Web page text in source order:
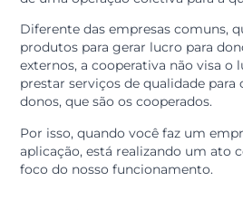
O ato cooperativo é toda
cooperativa e seus associados
comum do grupo,
mútua.
Quando você utiliza um
comprando um produto de
de uma operação coletiva para